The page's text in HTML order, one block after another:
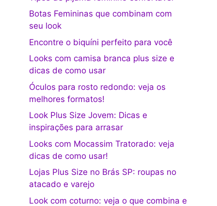
Botas Femininas que combinam com
seu look
Encontre o biquíni perfeito para você
Looks com camisa branca plus size e
dicas de como usar
Óculos para rosto redondo: veja os
melhores formatos!
Look Plus Size Jovem: Dicas e
inspirações para arrasar
Looks com Mocassim Tratorado: veja
dicas de como usar!
Lojas Plus Size no Brás SP: roupas no
atacado e varejo
Look com coturno: veja o que combina e